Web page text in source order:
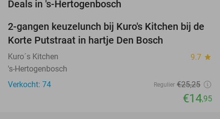
Deals in 's-Hertogenbosch
41%
2-gangen keuzelunch bij Kuro's Kitchen bij de
Korte Putstraat in hartje Den Bosch
Kuro´s Kitchen 9.7 star
's-Hertogenbosch
Verkocht: 74
Regulier €25,25
€14,95